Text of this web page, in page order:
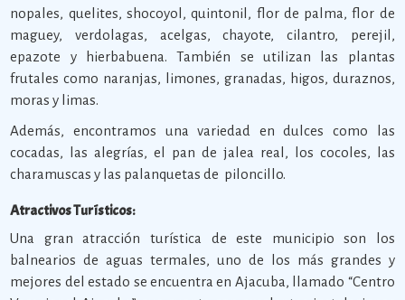
nopales, quelites, shocoyol, quintonil, flor de palma, flor de
maguey, verdolagas, acelgas, chayote, cilantro, perejil,
epazote y hierbabuena. También se utilizan las plantas
frutales como naranjas, limones, granadas, higos, duraznos,
moras y limas.
Además, encontramos una variedad en dulces como las
cocadas, las alegrías, el pan de jalea real, los cocoles, las
charamuscas y las palanquetas de piloncillo.
Atractivos Turísticos:
Una gran atracción turística de este municipio son los
balnearios de aguas termales, uno de los más grandes y
mejores del estado se encuentra en Ajacuba, llamado “Centro